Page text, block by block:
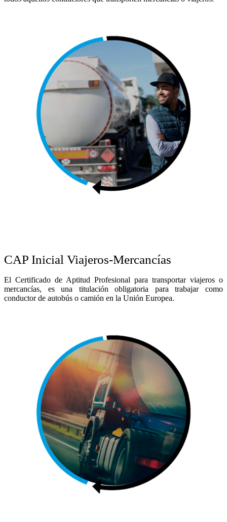
CAP Inicial Viajeros-Mercancías
El Certificado de Aptitud Profesional para transportar viajeros o
mercancías, es una titulación obligatoria para trabajar como
conductor de autobús o camión en la Unión Europea.